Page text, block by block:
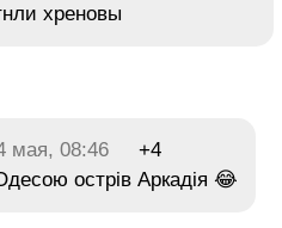
хреновы
мая, 08:46
+4
острів Аркадія 😂